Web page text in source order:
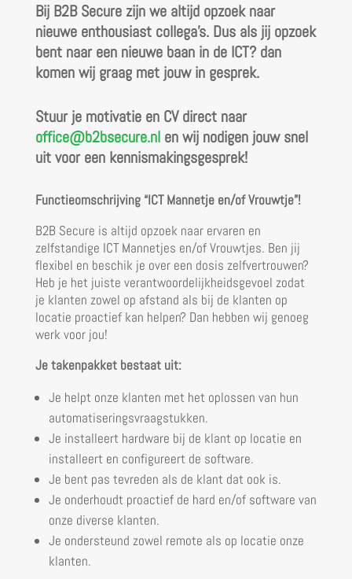
Bij B2B Secure zijn we altijd opzoek naar
nieuwe enthousiast collega's. Dus als jij opzoek
bent naar een nieuwe baan in de ICT? dan
komen wij graag met jouw in gesprek.
Stuur je motivatie en CV direct naar
office@b2bsecure.nlen wij nodigen jouw snel
uit voor een kennismakingsgesprek!
Functieomschrijving “ICT Mannetje en/of Vrouwtje”!
B2B Secure is altijd opzoek naar ervaren en
zelfstandige ICT Mannetjes en/of Vrouwtjes. Ben jij
flexibel en beschik je over een dosis zelfvertrouwen?
Heb je het juiste verantwoordelijkheidsgevoel zodat
je klanten zowel op afstand als bij de klanten op
locatie proactief kan helpen? Dan hebben wij genoeg
werk voor jou!
Je takenpakket bestaat uit:
Je helpt onze klanten met het oplossen van hun
automatiseringsvraagstukken.
Je installeert hardware bij de klant op locatie en
installeert en configureert de software.
Je bent pas tevreden als de klant dat ook is.
Je onderhoudt proactief de hard en/of software van
onze diverse klanten.
Je ondersteund zowel remote als op locatie onze
klanten.